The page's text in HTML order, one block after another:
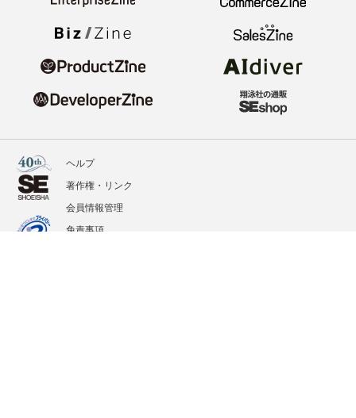
ヘルプ
著作権・リンク
会員情報管理
免責事項